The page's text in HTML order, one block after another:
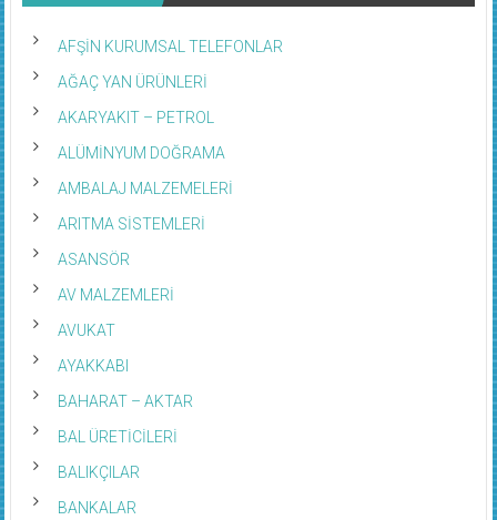
AFŞİN KURUMSAL TELEFONLAR
AĞAÇ YAN ÜRÜNLERİ
AKARYAKIT – PETROL
ALÜMİNYUM DOĞRAMA
AMBALAJ MALZEMELERİ
ARITMA SİSTEMLERİ
ASANSÖR
AV MALZEMLERİ
AVUKAT
AYAKKABI
BAHARAT – AKTAR
BAL ÜRETİCİLERİ
BALIKÇILAR
BANKALAR